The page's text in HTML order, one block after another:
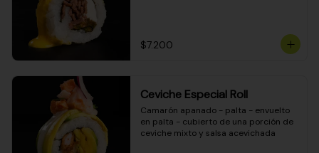
$7.200
Ceviche Especial Roll
Camarón apanado - palta - envuelto
en palta - cubierto de una porción de
ceviche mixto y salsa acevichada